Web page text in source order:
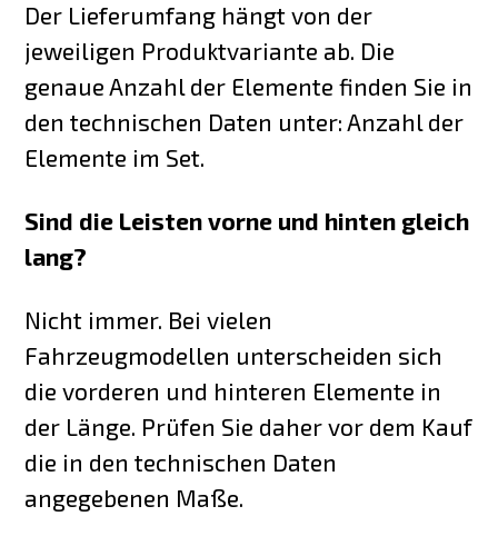
Der Lieferumfang hängt von der
jeweiligen Produktvariante ab. Die
genaue Anzahl der Elemente finden Sie in
den technischen Daten unter: Anzahl der
Elemente im Set.
Sind die Leisten vorne und hinten gleich
lang?
Nicht immer. Bei vielen
Fahrzeugmodellen unterscheiden sich
die vorderen und hinteren Elemente in
der Länge. Prüfen Sie daher vor dem Kauf
die in den technischen Daten
angegebenen Maße.